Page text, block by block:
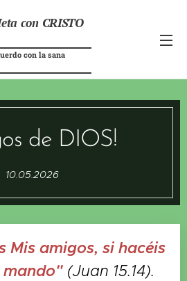
con CRISTO
con la sana
de DIOS!
10.05.2026
Mis amigos, si hacéis
mando"(Juan 15.14).